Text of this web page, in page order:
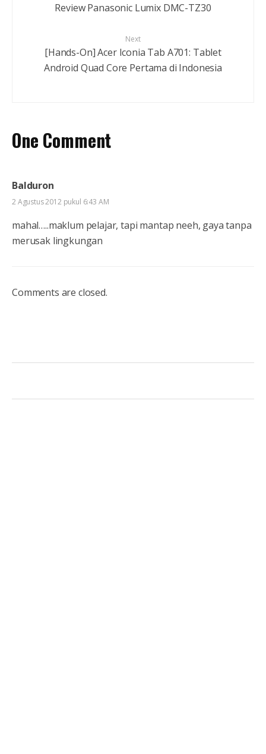
Review Panasonic Lumix DMC-TZ30
Next
[Hands-On] Acer Iconia Tab A701: Tablet
Android Quad Core Pertama di Indonesia
One Comment
Balduron
2 Agustus 2012 pukul 6:43 AM
mahal…..maklum pelajar, tapi mantap neeh, gaya tanpa
merusak lingkungan
Comments are closed.